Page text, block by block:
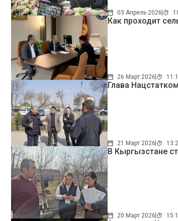
03 Апрель 2026
Как проходит
26 Март 2026
Глава
21 Март 2026
В Кыргызстане
20 Март 2026